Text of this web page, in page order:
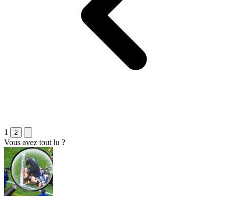
1 2
Vous avez tout lu ?